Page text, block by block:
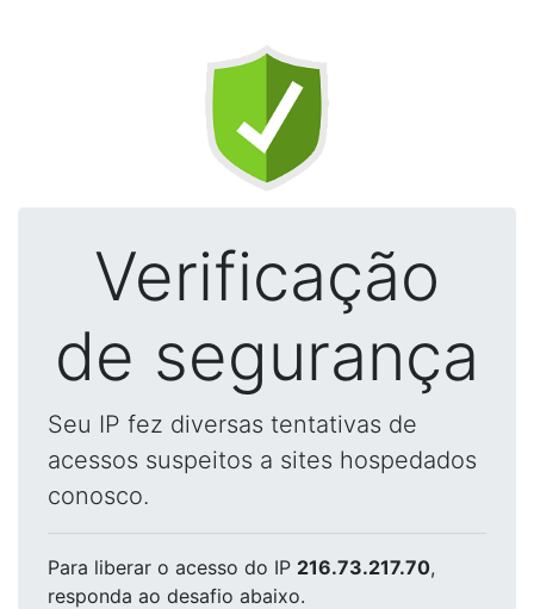
Verificação
de segurança
Seu IP fez diversas tentativas de
acessos suspeitos a sites hospedados
conosco.
Para liberar o acesso do IP 216.73.217.70,
responda ao desafio abaixo.